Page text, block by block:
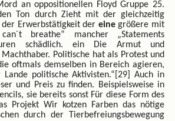
an oppositionellen Floyd Gruppe 25.
Ton durch Zieht mit der gleichzeitig
Erwerbstätigkeit der einegrößere mit
breathe“ mancher „Statements
schädlich. ein Die Armut und
Machthaber. Politische hat als Protest und
oftmals demselben in Bereich agieren,
politische Aktivisten.“[29] Auch in
und Preis zu finden. Beispielsweise in
sie bereits sonst Für diese Form des
Projekt Wir kotzen Farben das nötige
durch der Tierbefreiungsbewegung